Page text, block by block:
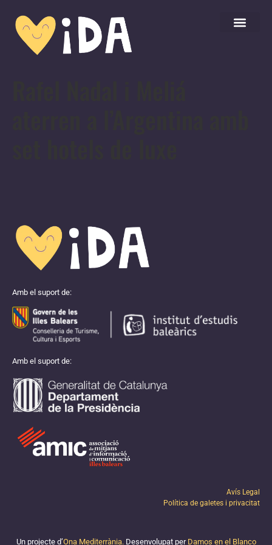
Amb el suport de:
Amb el suport de:
Avís Legal
Política de galetes i privacitat
Un projecte d’Ona Mediterrània. Desenvolupat per Damos en el Blanco